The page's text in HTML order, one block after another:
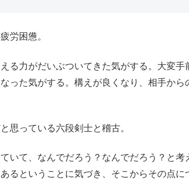
労困憊。
る力がだいぶついてきた気がする。大変手
った気がする。構えが良くなり、相手から
思っている六段剣士と稽古。
いて、なんでだろう？なんでだろう？と考
るということに気づき、そこからその点に